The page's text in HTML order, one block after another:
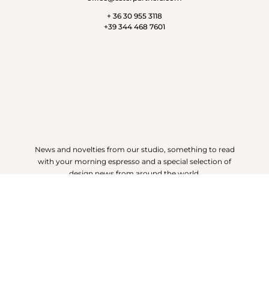
+ 36 30 955 3118
+39 344 468 7601
News and novelties from our studio, something to read
with your morning espresso and a special selection of
design news from around the world.